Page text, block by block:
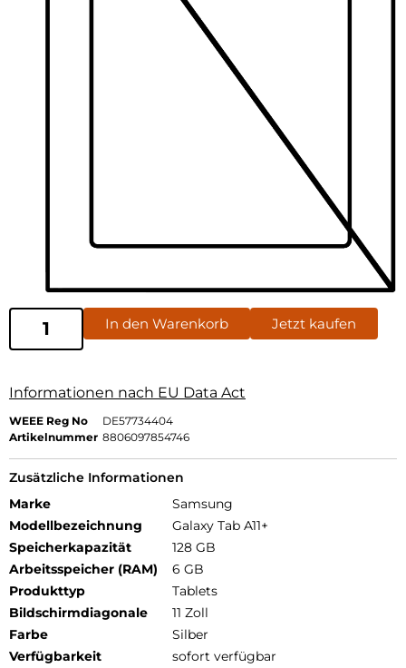
In den Warenkorb Jetzt kaufen
Informationen nach EU Data Act
WEEE Reg No
DE57734404
Artikelnummer 8806097854746
Zusätzliche Informationen
Marke
Samsung
Modellbezeichnung
Galaxy Tab A11+
Speicherkapazität
128 GB
Arbeitsspeicher (RAM)
6 GB
Produkttyp
Tablets
Bildschirmdiagonale
11 Zoll
Farbe
Silber
Verfügbarkeit
sofort verfügbar